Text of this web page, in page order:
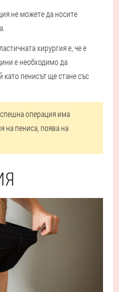
не можете да носите
хирургия е, че е
е необходимо да
като пенисът ще стане със
операция има
на пениса, поява на